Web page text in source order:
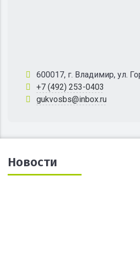
600017, г. Владимир, ул.
+7 (492) 253-0403
gukvosbs@inbox.ru
Новости